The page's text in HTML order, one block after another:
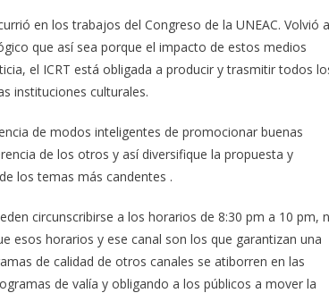
en los trabajos del Congreso de la UNEAC. Volvió a
que así sea porque el impacto de estos medios
el ICRT está obligada a producir y trasmitir todos
instituciones culturales.
de modos inteligentes de promocionar buenas
de los otros y así diversifique la propuesta y
los temas más candentes .
circunscribirse a los horarios de 8:30 pm a 10 pm,
esos horarios y ese canal son los que garantizan una
de calidad de otros canales se atiborren en las
de valía y obligando a los públicos a mover la